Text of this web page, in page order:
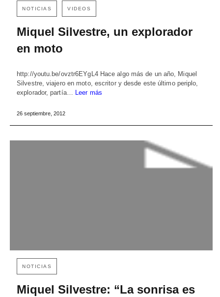
NOTICIAS VIDEOS
Miquel Silvestre, un explorador
en moto
http://youtu.be/ovztr6EYgL4 Hace algo más de un año, Miquel
Silvestre, viajero en moto, escritor y desde este último periplo,
explorador, partía…
Leer más
26 septiembre, 2012
NOTICIAS
Miquel Silvestre: “La sonrisa es